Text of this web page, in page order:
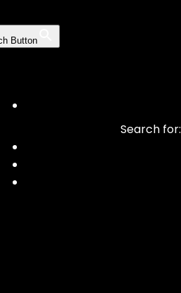
Button
Search for: